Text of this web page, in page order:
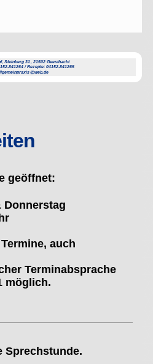
Steinberg 31, 21502 Geesthacht
841264 / Rezepte: 04152-841265
geöffnet:
Donnerstag
auch
Terminabsprache
möglich.
Sprechstunde.